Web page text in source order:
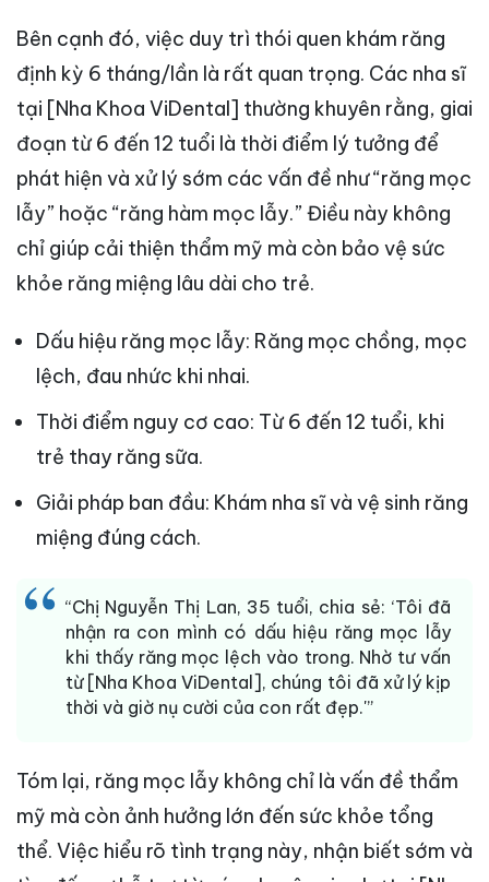
Bên cạnh đó, việc duy trì thói quen khám răng
định kỳ 6 tháng/lần là rất quan trọng. Các nha sĩ
tại [Nha Khoa ViDental] thường khuyên rằng, giai
đoạn từ 6 đến 12 tuổi là thời điểm lý tưởng để
phát hiện và xử lý sớm các vấn đề như “răng mọc
lẫy” hoặc “răng hàm mọc lẫy.” Điều này không
chỉ giúp cải thiện thẩm mỹ mà còn bảo vệ sức
khỏe răng miệng lâu dài cho trẻ.
Dấu hiệu răng mọc lẫy: Răng mọc chồng, mọc
lệch, đau nhức khi nhai.
Thời điểm nguy cơ cao: Từ 6 đến 12 tuổi, khi
trẻ thay răng sữa.
Giải pháp ban đầu: Khám nha sĩ và vệ sinh răng
miệng đúng cách.
“Chị Nguyễn Thị Lan, 35 tuổi, chia sẻ: ‘Tôi đã
nhận ra con mình có dấu hiệu răng mọc lẫy
khi thấy răng mọc lệch vào trong. Nhờ tư vấn
từ [Nha Khoa ViDental], chúng tôi đã xử lý kịp
thời và giờ nụ cười của con rất đẹp.'”
Tóm lại, răng mọc lẫy không chỉ là vấn đề thẩm
mỹ mà còn ảnh hưởng lớn đến sức khỏe tổng
thể. Việc hiểu rõ tình trạng này, nhận biết sớm và